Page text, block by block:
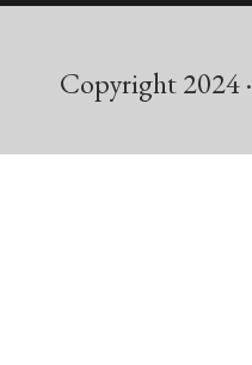
Copyright 2024 ·